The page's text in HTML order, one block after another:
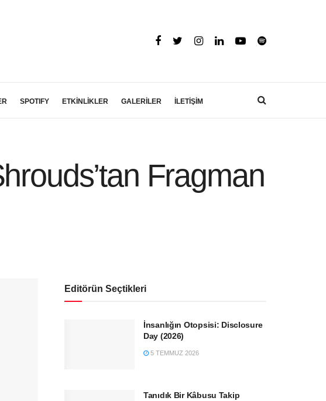
SPOTIFY ETKİNLİKLER GALERİLER İLETİŞİM
Fragman
Editörün Seçtikleri
İnsanlığın Otopsisi: Disclosure
Day (2026)
5 TEMMUZ 2026
Tanıdık Bir Kâbusu Takip